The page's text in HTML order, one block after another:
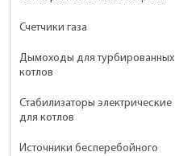
Счетчики газа
Дымоходы для турбированных
котлов
Стабилизаторы электрические
для котлов
Источники бесперебойного